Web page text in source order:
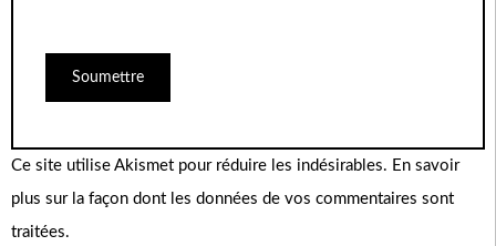
Ce site utilise Akismet pour réduire les indésirables. En savoir
plus sur la façon dont les données de vos commentaires sont
traitées.